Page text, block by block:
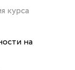
курса
на